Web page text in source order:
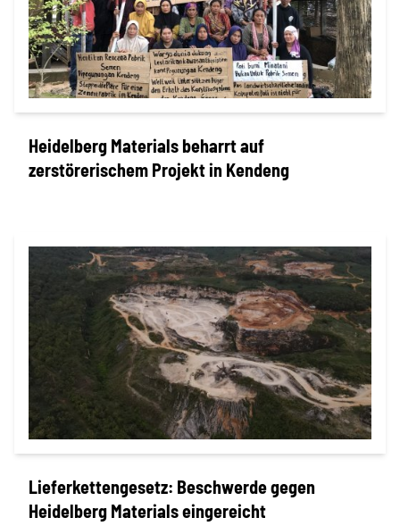
Heidelberg Materials beharrt auf
zerstörerischem Projekt in Kendeng
Lieferkettengesetz: Beschwerde gegen
Heidelberg Materials eingereicht